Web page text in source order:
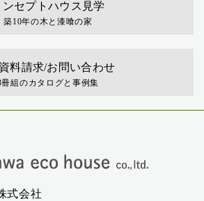
ンセプトハウス見学
築10年の木と漆喰の家
資料請求/お問い合わせ
冊組のカタログと事例集
式会社